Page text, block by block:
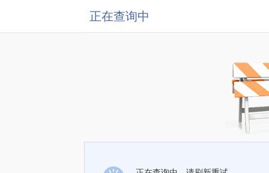
正在查询中